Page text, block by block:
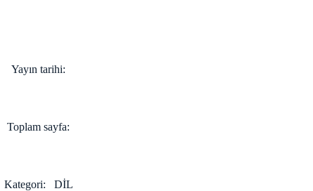
Yayın tarihi
Toplam sayfa
Kategori DİL